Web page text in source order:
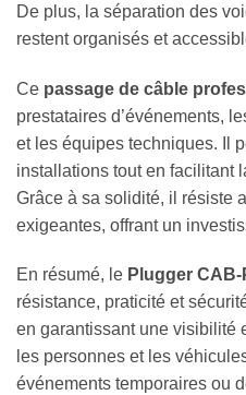
De plus, la séparation des
restent organisés et
Ce passage de câble
prestataires d’événements,
et les équipes techniques. Il
installations tout en facilitant
Grâce à sa solidité, il résiste
exigeantes, offrant un
En résumé, le Plugger CAB-
résistance, praticité et
en garantissant une visibilité
les personnes et les
événements temporaires ou